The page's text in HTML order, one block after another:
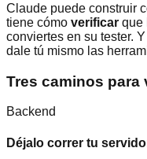
Claude puede construir
tiene cómo verificar que
conviertes en su tester.
dale tú mismo las
Tres caminos para
Backend
Déjalo correr tu